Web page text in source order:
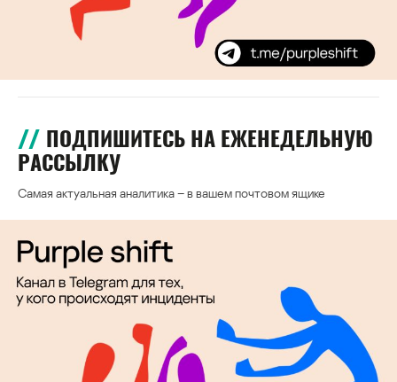
ПОДПИШИТЕСЬ НА ЕЖЕНЕДЕЛЬНУЮ
РАССЫЛКУ
Самая актуальная аналитика – в вашем почтовом ящике